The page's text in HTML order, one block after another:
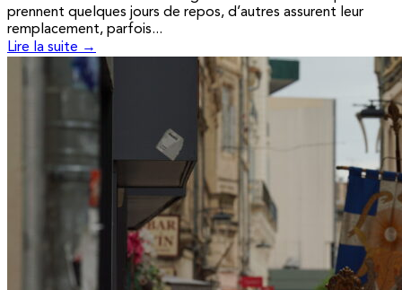
prennent quelques jours de repos, d’autres assurent leur
remplacement, parfois...
Lire la suite →